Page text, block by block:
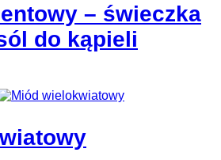
– świeczka
do kąpieli